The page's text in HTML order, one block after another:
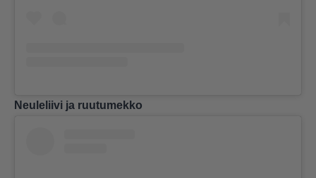
Neuleliivi ja ruutumekko